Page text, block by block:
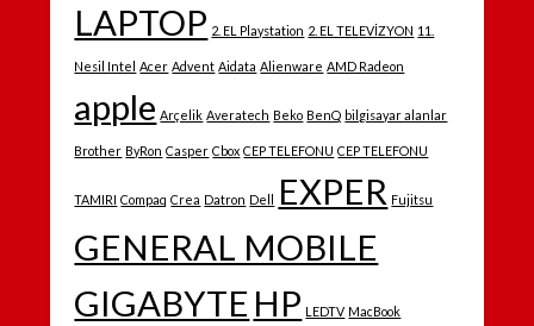
LAPTOP 2. EL Playstation 2. EL TELEVİZYON 11.
Nesil Intel Acer Advent Aidata Alienware AMD Radeon
apple Arçelik Averatech Beko BenQ bilgisayar alanlar
Brother ByRon Casper Cbox CEP TELEFONU CEP TELEFONU
TAMIRI Compaq Crea Datron Dell EXPER Fujitsu
GENERAL MOBILE
GIGABYTE HP LEDTV MacBook